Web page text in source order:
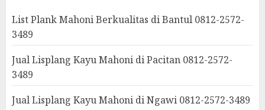
List Plank Mahoni Berkualitas di Bantul 0812-2572-
3489
Jual Lisplang Kayu Mahoni di Pacitan 0812-2572-
3489
Jual Lisplang Kayu Mahoni di Ngawi 0812-2572-3489